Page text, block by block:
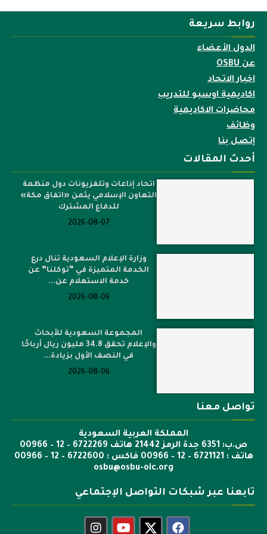
روابط سريعة
الدول الأعضاء
عن OSBU
اخبار الاتحاد
اكاديمية اوسبو للتدريب
محاضرات الاكاديمية
وظائف
إتصل بنا
أحدث المقالات
اتحاد إذاعات وتلفزيونات دول منظمة
التعاون الإسلامي يثمن «اتفاق مكة»
للدفاع المشترك
2026-08-07
وزارة الإعلام السعودية تنال درع
الخدمة المتميزة في “توكلنا” عن
خدمة الاستعلام عن...
2026-08-06
المجموعة السعودية للأبحاث
والإعلام تحقق 34.8 مليون ريال أرباحًا
في النصف الأول بزيادة...
2026-08-06
تواصل معنا
المملكة العربية السعودية
ص.ب: 6351 جدة الرمز 21442 هاتف 6722269 – 12 – 00966
هاتف : 6721121 – 12 – 00966 فاكس : 6722600 – 12 – 00966
osbu@osbu-oic.org
تابعنا عبر شبكات التواصل الإجتماعي